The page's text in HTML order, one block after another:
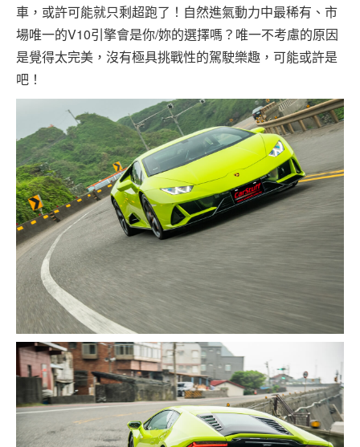
車，或許可能就只剩超跑了！自然進氣動力中最稀有、市
場唯一的V10引擎會是你/妳的選擇嗎？唯一不考慮的原因
是覺得太完美，沒有極具挑戰性的駕駛樂趣，可能或許是
吧！